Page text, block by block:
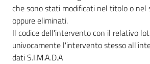
che sono stati modificati nel titolo o
oppure eliminati.
Il codice dell'intervento con il relativo
univocamente l'intervento stesso
dati S.I.M.A.D.A